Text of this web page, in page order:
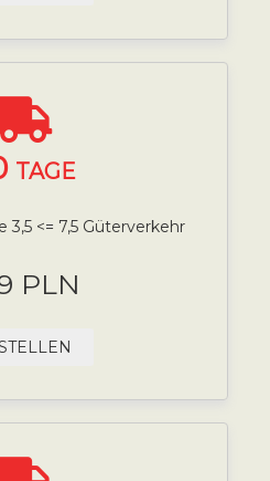
TAGE
<= 7,5 Güterverkehr
PLN